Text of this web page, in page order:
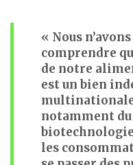
« Nous
comprendre
de notre
est un bien
notamment du
les